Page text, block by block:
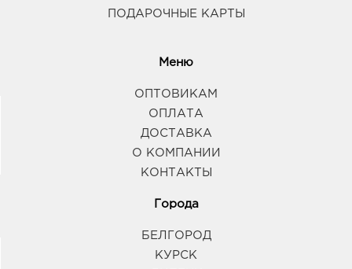
ПОДАРОЧНЫЕ КАРТЫ
Меню
ОПТОВИКАМ
ОПЛАТА
ДОСТАВКА
О КОМПАНИИ
КОНТАКТЫ
Города
БЕЛГОРОД
КУРСК